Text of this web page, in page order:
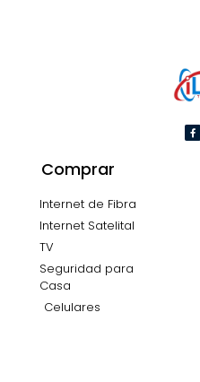
Comprar
Internet de Fibra
Internet Satelital
TV
Seguridad para
Casa
Celulares